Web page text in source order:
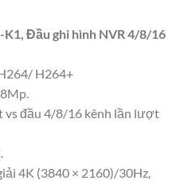
Đầu ghi hình NVR 4/8/16
H264+
vs đầu 4/8/16 kênh lần lượt
4K (3840 × 2160)/30Hz,